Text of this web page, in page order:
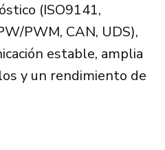
(ISO9141,
PWM, CAN, UDS),
estable, amplia
y un rendimiento de